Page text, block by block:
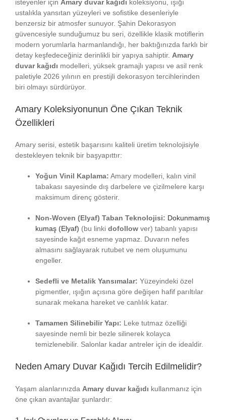
isteyenler için Amary duvar kağıdı koleksiyonu, ışığı
ustalıkla yansıtan yüzeyleri ve sofistike desenleriyle
benzersiz bir atmosfer sunuyor. Şahin Dekorasyon
güvencesiyle sunduğumuz bu seri, özellikle klasik motiflerin
modern yorumlarla harmanlandığı, her baktığınızda farklı bir
detay keşfedeceğiniz derinlikli bir yapıya sahiptir. Amary
duvar kağıdı modelleri, yüksek gramajlı yapısı ve asil renk
paletiyle 2026 yılının en prestijli dekorasyon tercihlerinden
biri olmayı sürdürüyor.
Amary Koleksiyonunun Öne Çıkan Teknik
Özellikleri
Amary serisi, estetik başarısını kaliteli üretim teknolojisiyle
destekleyen teknik bir başyapıttır:
Yoğun Vinil Kaplama: Amary modelleri, kalın vinil
tabakası sayesinde dış darbelere ve çizilmelere karşı
maksimum direnç gösterir.
Non-Woven (Elyaf) Taban Teknolojisi: Dokunmamış
kumaş (Elyaf) (bu linki dofollow ver) tabanlı yapısı
sayesinde kağıt esneme yapmaz. Duvarın nefes
almasını sağlayarak rutubet ve nem oluşumunu
engeller.
Sedefli ve Metalik Yansımalar: Yüzeyindeki özel
pigmentler, ışığın açısına göre değişen hafif parıltılar
sunarak mekana hareket ve canlılık katar.
Tamamen Silinebilir Yapı: Leke tutmaz özelliği
sayesinde nemli bir bezle silinerek kolayca
temizlenebilir. Salonlar kadar antreler için de idealdir.
Neden Amary Duvar Kağıdı Tercih Edilmelidir?
Yaşam alanlarınızda Amary duvar kağıdı kullanmanız için
öne çıkan avantajlar şunlardır: